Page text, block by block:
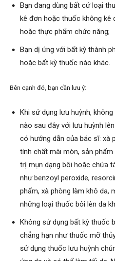
Bạn đang dùng bất cứ loại
kê đơn hoặc thuốc không kê
hoặc thực phẩm chức năng;
Bạn dị ứng với bất kỳ thành
hoặc bất kỳ thuốc nào khác.
Bên cạnh đó, bạn cần lưu ý:
Khi sử dụng lưu huỳnh,
nào sau đây với lưu huỳnh
có hướng dẫn của bác sĩ: xà
tính chất mài mòn, sản
trị mụn dạng bôi hoặc chứa
như benzoyl peroxide,
phẩm, xà phòng làm khô da,
những loại thuốc bôi lên da
Không sử dụng bất kỳ thuốc
chẳng hạn như thuốc mỡ
sử dụng thuốc lưu huỳnh